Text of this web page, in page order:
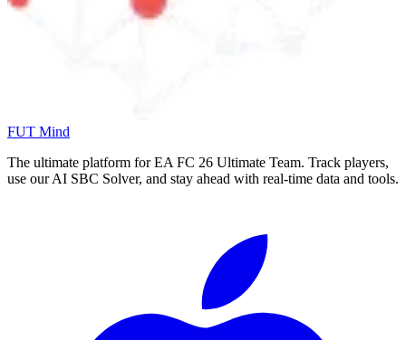
FUT Mind
The ultimate platform for EA FC 26 Ultimate Team. Track players,
use our AI SBC Solver, and stay ahead with real-time data and tools.